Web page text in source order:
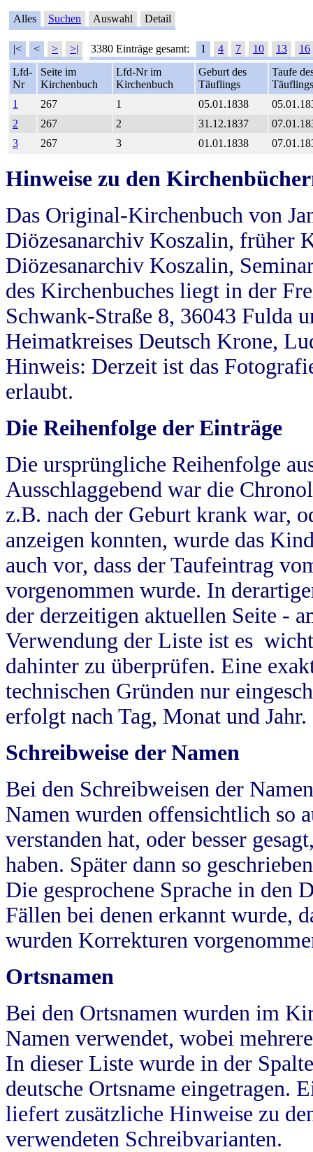
Alles Suchen Auswahl Detail
|< < > >| 3380 Einträge gesamt: 1 4 7 10 13
16
Lfd-
Nr
Seite im
Kirchenbuch
Lfd-Nr im
Kirchenbuch
Geburt des
Täuflings
Taufe
Täuflings
1
267 1 05.01.1838
2
267 2 31.12.1837
3
267 3 01.01.1838
Hinweise zu den
Das Original-Kirchenbuch von
Diözesanarchiv Koszalin, früher
Diözesanarchiv Koszalin,
des Kirchenbuches liegt in der
Schwank-Straße 8, 36043 Fulda
Heimatkreises Deutsch Krone,
Hinweis: Derzeit ist das
erlaubt.
Die Reihenfolge der Einträge
Die ursprüngliche Reihenfolge
Ausschlaggebend war die
z.B. nach der Geburt krank war,
anzeigen konnten, wurde das
auch vor, dass der Taufeintrag
vorgenommen wurde. In
der derzeitigen aktuellen Seite -
Verwendung der Liste ist es
dahinter zu überprüfen. Eine
technischen Gründen nur
erfolgt nach Tag, Monat und Jahr.
Schreibweise der Namen
Bei den Schreibweisen der
Namen wurden offensichtlich so
verstanden hat, oder besser
haben. Später dann so
Die gesprochene Sprache in
Fällen bei denen erkannt wurde,
wurden Korrekturen
Ortsnamen
Bei den Ortsnamen wurden im
Namen verwendet, wobei
In dieser Liste wurde in der
deutsche Ortsname eingetragen.
liefert zusätzliche Hinweise zu
verwendeten Schreibvarianten.